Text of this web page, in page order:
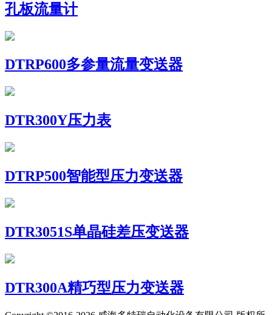
孔板流量计
DTRP600多参量流量变送器
DTR300Y压力表
DTRP500智能型压力变送器
DTR3051S单晶硅差压变送器
DTR300A精巧型压力变送器